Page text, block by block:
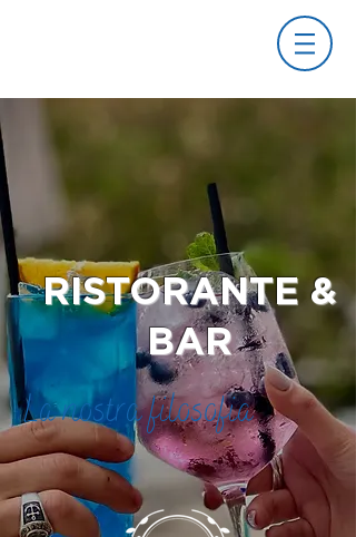
RISTORANTE &
BAR
La nostra filosofia